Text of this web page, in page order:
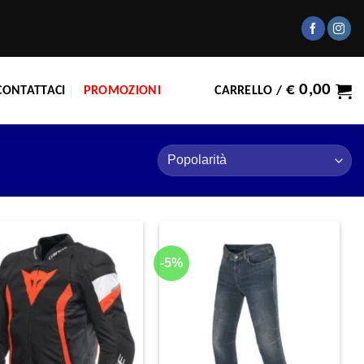
PROMOZIONI CARRELLO / € 0,00
-5%